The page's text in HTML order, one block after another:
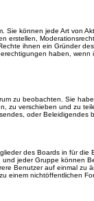
Sie können jede Art von
erstellen,
ihnen ein Gründer
haben,
zu beobachten. Sie
zu verschieben und zu
oder Beleidigendes
des Boards in für die
jeder Gruppe können
Benutzer auf einmal zu
einem nichtöffentlichen